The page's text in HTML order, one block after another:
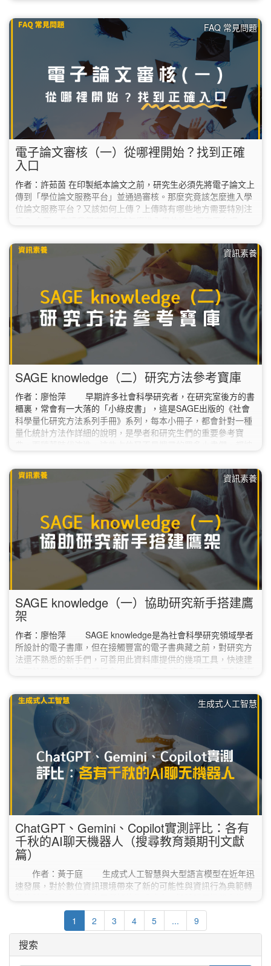
「確定要畢業的那一個學期」再將電子論文送出審核，不能提前
在這學期送審。 若不確定自己是否能在這學期畢業，建議先詢問
系所助教或教務處。 ✔︎ 2. 下載「電子論文上傳說明」…
FAQ 常見問題
電子論文審核（一）從哪裡開始？找到正確
入口
作者：許茹茵 在印製紙本論文之前，研究生必須先將電子論文上
傳到「學位論文服務平台」並通過審核。那麼究竟該怎麼進入學
位論文服務平台？又該如何上傳？上傳時有哪些地方需要特別注
文服務平台」；或也可以直接輸入網址
「https://etds.lib.ntnu.edu.tw/」。 如果您目前人在海外，必須使
用VPN連線回臺灣後才可以正常進入學位論文服務平台喔！…
資訊素養
SAGE knowledge（二）研究方法參考寶庫
作者：廖怡萍 早期許多社會科學研究者，在研究室後方的書
櫃裏，常會有一大落的「小綠皮書」，這是SAGE出版的《社會
科學量化研究方法系列手冊》系列，每本小冊子，都會針對一種
量化統計方法作詳細的說明，是學者和研究生們的重要參考寶
了。 據廠商提供資料，SAGE knowledge是為社會科學研究
領域學者所設計的電子書庫，總計超過4,200多種書籍，包含著
資訊素養
SAGE knowledge（一）協助研究新手搭建鷹
架
作者：廖怡萍 SAGE knowledge是為社會科學研究領域學者
所設計的電子書庫，但在接觸豐富的電子書典藏之前，對研究方
法還不熟悉的新手們，可善用此資料庫提供的幾項工具，快速建
「Sage Research Methods」，接著再點選頁面上方頁籤的
「Tools」，下拉選單中有四個項目： 第一項：Methods Map
以視覺化的方式，利用broader…
生成式人工智慧
ChatGPT、Gemini、Copilot實測評比：各有
千秋的AI聊天機器人（搜尋教育類期刊文獻
篇）
作者：黃于庭 生成式人工智慧與大型語言模型在近年迅
速發展，對於數位資訊環境帶來了新的可能性與資訊行為典範轉
Google Gemini、Microsoft Bing Copilot和ChatGPT。以下就
Gemini、Copilot和ChatGPT三種生成式人工智慧聊天機器人簡
單介紹： 生成式人工智慧聊天機器人 簡介 Gemini Gemini為
DeepMind 和Google…
1 2 3 4 5 ... 9
搜索